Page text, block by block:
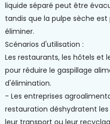
liquide séparé peut être
tandis que la pulpe sèche
éliminer.
Scénarios d'utilisation :
Les restaurants, les hôtels et
pour réduire le gaspillage
d'élimination.
- Les entreprises
restauration déshydratent
leur transport ou leur